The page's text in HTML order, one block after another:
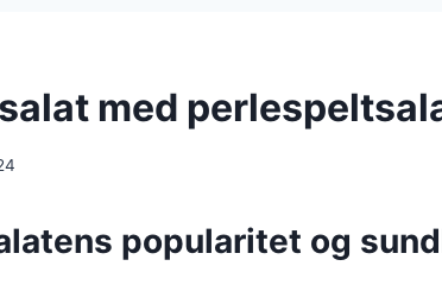
med
popularitet og